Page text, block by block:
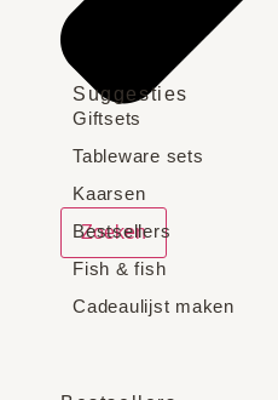
Zoeken
Suggesties
Giftsets
Tableware sets
Kaarsen
Bestsellers
Fish & fish
Cadeaulijst maken